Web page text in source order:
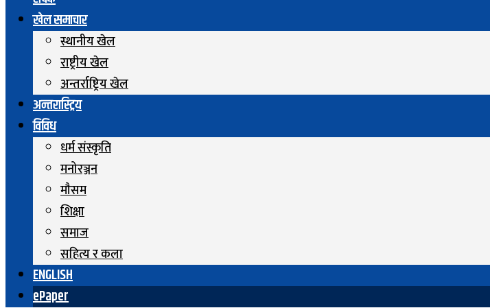
खेल समाचार
स्थानीय खेल
राष्ट्रीय खेल
अन्तर्राष्ट्रिय खेल
अन्तरास्ट्रिय
विविध
धर्म संस्कृति
मनोरञ्जन
माैसम
शिक्षा
समाज
सहित्य र कला
ENGLISH
ePaper